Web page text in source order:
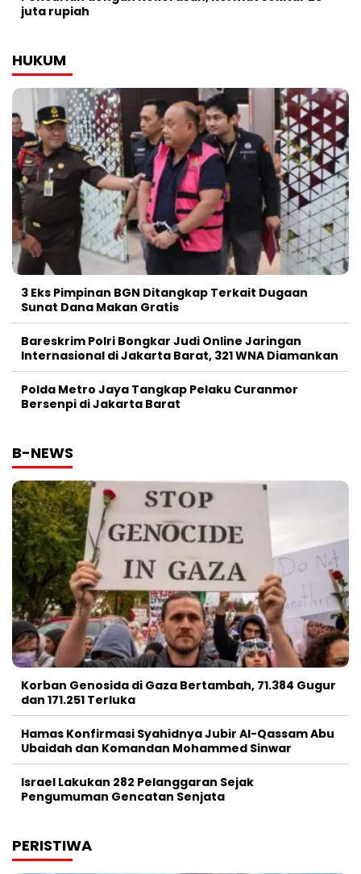
juta rupiah
HUKUM
3 Eks Pimpinan BGN Ditangkap Terkait Dugaan
Sunat Dana Makan Gratis
Bareskrim Polri Bongkar Judi Online Jaringan
Internasional di Jakarta Barat, 321 WNA Diamankan
Polda Metro Jaya Tangkap Pelaku Curanmor
Bersenpi di Jakarta Barat
B-NEWS
Korban Genosida di Gaza Bertambah, 71.384 Gugur
dan 171.251 Terluka
Hamas Konfirmasi Syahidnya Jubir Al-Qassam Abu
Ubaidah dan Komandan Mohammed Sinwar
Israel Lakukan 282 Pelanggaran Sejak
Pengumuman Gencatan Senjata
PERISTIWA